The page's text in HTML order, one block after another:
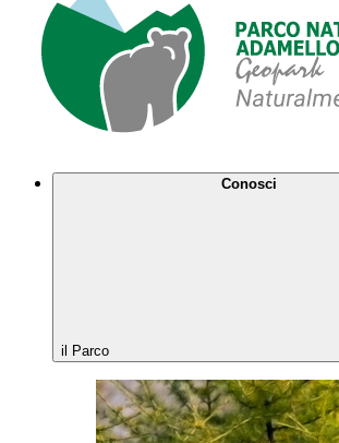
Conosci
il Parco